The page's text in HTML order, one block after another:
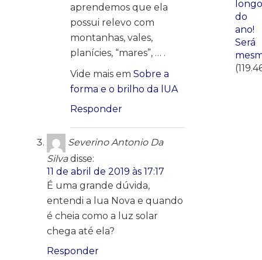
aprendemos que ela
possui relevo com
montanhas, vales,
planícies, “mares”, … .
Vide mais em Sobre a
forma e o brilho da lUA
Responder
Severino Antonio Da
Silva disse:
11 de abril de 2019 às 17:17
É uma grande dúvida,
entendi a lua Nova e quando
é cheia como a luz solar
chega até ela?
Responder
longo
do
ano!
Será